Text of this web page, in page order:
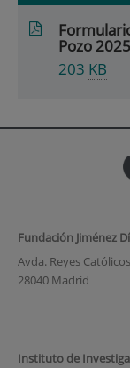
Pozo 2025_
203 KB
Fundación Jiménez
Avda. Reyes
28040 Madrid
Instituto de